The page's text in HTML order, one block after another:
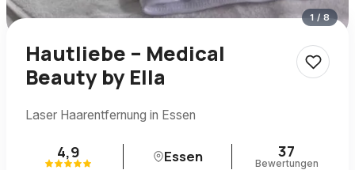
1 / 8
Hautliebe – Medical
Beauty by Ella
Laser Haarentfernung in Essen
4,9 Essen 37
Bewertungen